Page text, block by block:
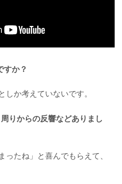
か？
か考えていないです。
りからの反響などありまし
たね」と喜んでもらえて、